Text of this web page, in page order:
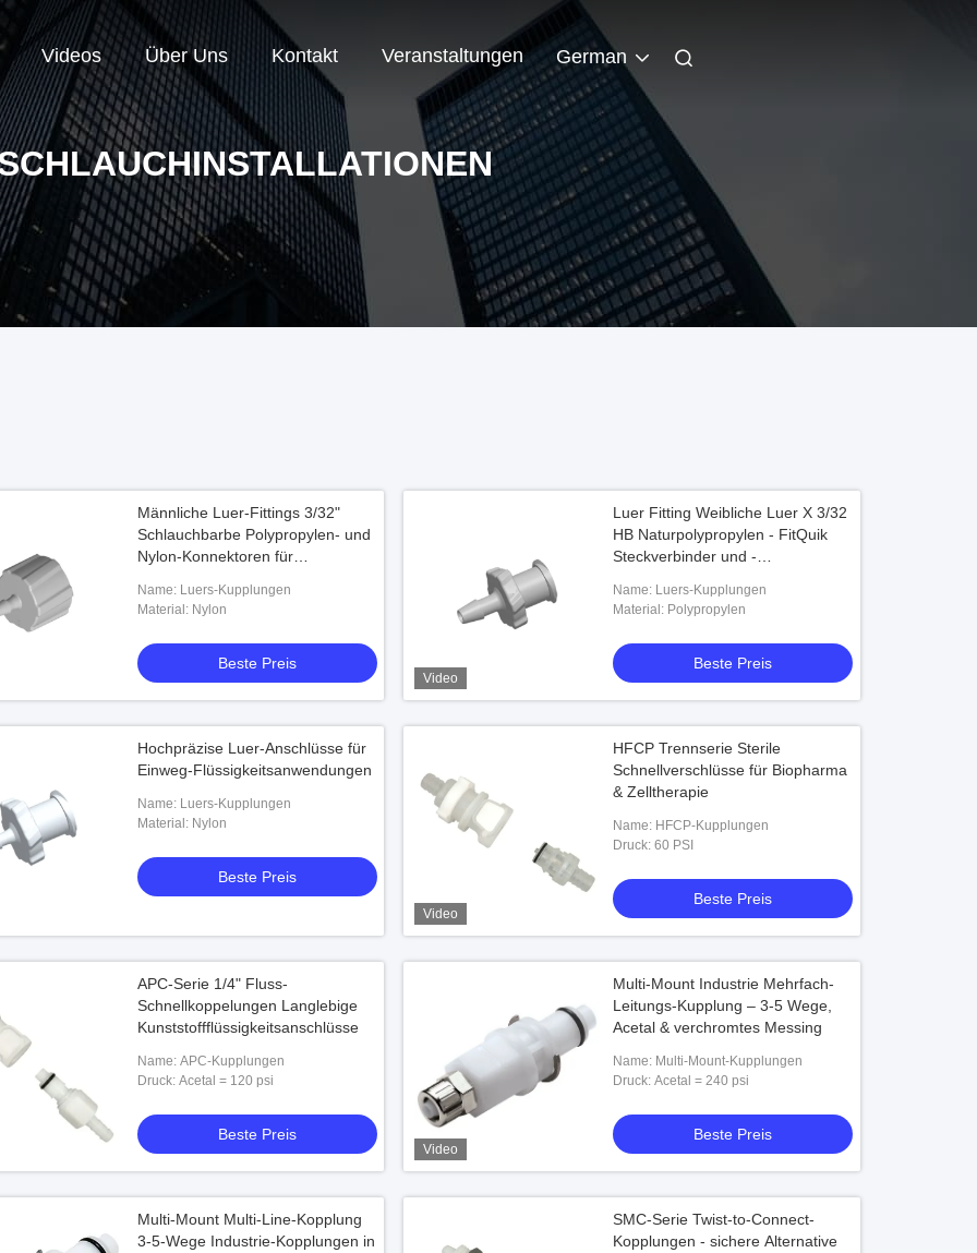
Videos Über Uns Kontakt Veranstaltungen German
Ellbogen
Video
Männliches Acetal-flüssiger Koppelungs-
Männliche Luer-Fittings 3/32"
Schlauchbarbe Polypropylen- und
Nylon-Konnektoren für
Name: Luers-Kupplungen
Material: Nylon
Beste Preis
Video
Luer Fitting Weibliche Luer X 3/32
HB Naturpolypropylen - FitQuik
Steckverbinder und -
Name: Luers-Kupplungen
Material: Polypropylen
Beste Preis
Hochpräzise Luer-Anschlüsse für
Einweg-Flüssigkeitsanwendungen
Name: Luers-Kupplungen
Material: Nylon
Beste Preis
Video
HFCP Trennserie Sterile
Schnellverschlüsse für Biopharma
& Zelltherapie
Name: HFCP-Kupplungen
Druck: 60 PSI
Beste Preis
APC-Serie 1/4" Fluss-
Schnellkoppelungen Langlebige
Kunststoffflüssigkeitsanschlüsse
Name: APC-Kupplungen
Druck: Acetal = 120 psi
Beste Preis
Video
Multi-Mount Industrie Mehrfach-
Leitungs-Kupplung – 3-5 Wege,
Acetal & verchromtes Messing
Name: Multi-Mount-Kupplungen
Druck: Acetal = 240 psi
Beste Preis
Multi-Mount Multi-Line-Kopplung
3-5-Wege Industrie-Kopplungen in
SMC-Serie Twist-to-Connect-
Kopplungen - sichere Alternative